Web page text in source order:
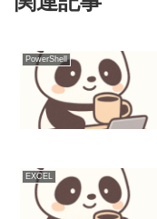
PowerShell
EXCEL